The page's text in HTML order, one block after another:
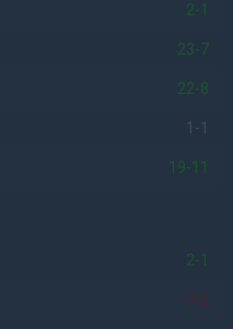
2-1
23-7
22-8
1-1
19-11
2-1
0-2